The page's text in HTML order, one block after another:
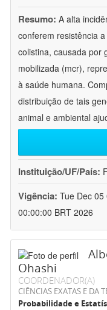
Resumo: A alta
conferem resistência
colistina, causada por
mobilizada (mcr),
à saúde humana.
distribuição de tais
animal e ambiental
Instituição/UF/País:
Vigência: Tue Dec 05
00:00:00 BRT 2026
Ohashi
COORDENADOR(A)
CIÊNCIAS EXATAS E DA
Probabilidade e